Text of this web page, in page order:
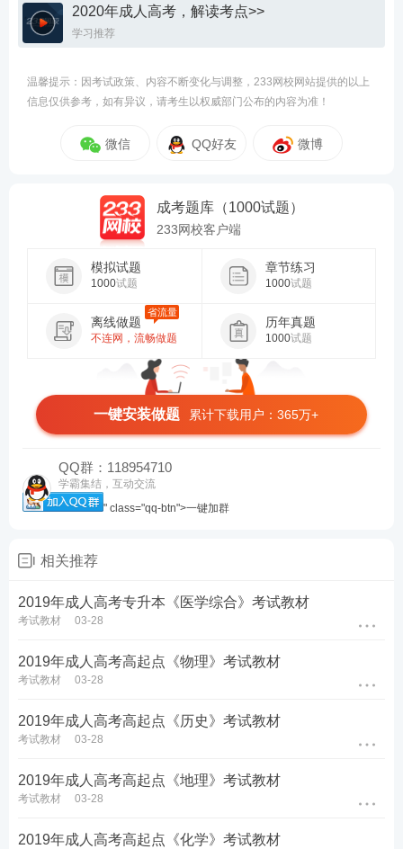
2020年成人高考，解读考点>>
学习推荐
温馨提示：因考试政策、内容不断变化与调整，233网校网站提供的以上
信息仅供参考，如有异议，请考生以权威部门公布的内容为准！
微信 QQ好友 微博
成考题库（1000试题）
233网校客户端
模拟试题
1000试题
章节练习
1000试题
离线做题
不连网，流畅做题
省流量
历年真题
1000试题
一键安装做题 累计下载用户：365万+
QQ群：118954710
学霸集结，互动交流
" class="qq-btn">一键加群
相关推荐
2019年成人高考专升本《医学综合》考试教材
考试教材 03-28
2019年成人高考高起点《物理》考试教材
考试教材 03-28
2019年成人高考高起点《历史》考试教材
考试教材 03-28
2019年成人高考高起点《地理》考试教材
考试教材 03-28
2019年成人高考高起点《化学》考试教材